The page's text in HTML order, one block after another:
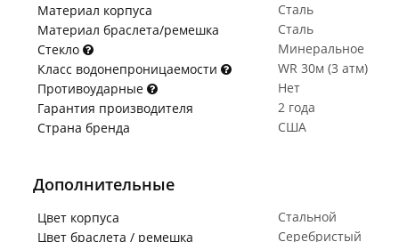
Материал корпуса
Сталь
Материал браслета/ремешка
Сталь
Стекло
Минеральное
Класс водонепроницаемости
WR 30м (3 атм)
Противоударные
Нет
Гарантия производителя
2 года
Страна бренда
США
Дополнительные
Цвет корпуса
Стальной
Цвет браслета / ремешка
Серебристый